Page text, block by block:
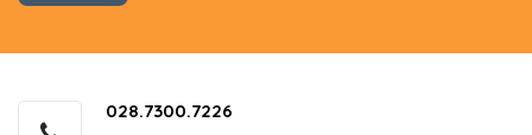
028.7300.7226